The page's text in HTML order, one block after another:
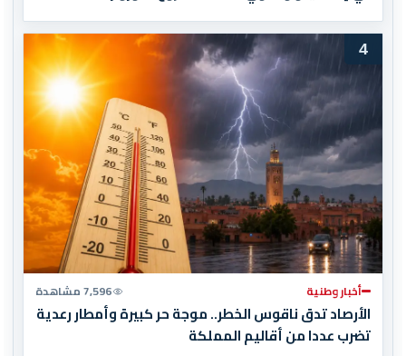
4
أخبار وطنية 7,596 مشاهدة
الأرصاد تدق ناقوس الخطر.. موجة حر كبيرة وأمطار رعدية
تضرب عددا من أقاليم المملكة